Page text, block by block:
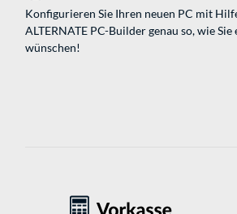
Konfigurieren Sie Ihren neuen PC mit
ALTERNATE PC-Builder genau so, wie Sie
wünschen!